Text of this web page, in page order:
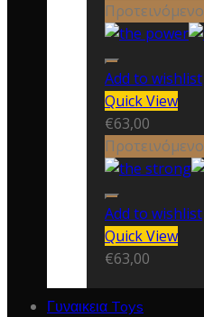
Προτεινόμενο
Add to wishlist
Quick View
€63,00
Προτεινόμενο
Add to wishlist
Quick View
€63,00
Γυναικεια Toys